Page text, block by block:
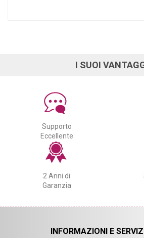
I SUOI
Supporto
Eccellente
2 Anni di
Garanzia
INFORMAZIONI E